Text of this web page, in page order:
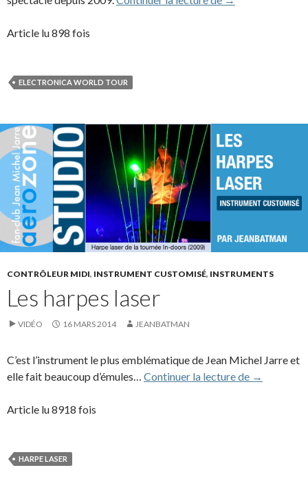
Article lu 898 fois
ELECTRONICA WORLD TOUR
CONTRÔLEUR MIDI, INSTRUMENT CUSTOMISÉ, INSTRUMENTS
Les harpes laser
VIDÉO 16 MARS 2014 JEANBATMAN
C’est l’instrument le plus emblématique de Jean Michel Jarre et
elle fait beaucoup d’émules… Continuer la lecture de Les harpes
→
Article lu 8918 fois
HARPE LASER